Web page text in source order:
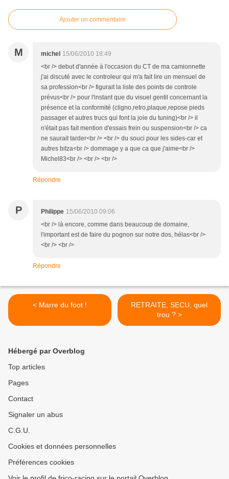
Ajouter un commentaire
M michel 15/06/2010 18:49
<br /> debut d'année à l'occasion du CT de ma camionnette
j'ai discuté avec le controleur qui m'a fait lire un mensuel de
sa profession<br /> figurait la liste des points de controle
prévus<br /> pour l'instant que du visuel gentil concernant la
présence et la conformité (cligno,retro,plaque,repose pieds
passager et autres trucs qui font la joie du tuning)<br /> il
n'était pas fait mention d'essais frein ou suspension<br /> ca
ne saurait tarder<br /> <br /> du souci pour les sides-car et
autres bitza<br /> dommage y a que ca que j'aime<br />
Michel83<br /> <br /> <br />
Répondre
P Philippe 15/06/2010 09:06
<br /> là encore, comme dans beaucoup de domaine,
l'important est de faire du pognon sur notre dos, hélas<br />
<br /> <br />
Répondre
< Marre du foot !
RETRAITE, SECU, quel
trou ? >
Hébergé par Overblog
Top articles
Pages
Contact
Signaler un abus
C.G.U.
Cookies et données personnelles
Préférences cookies